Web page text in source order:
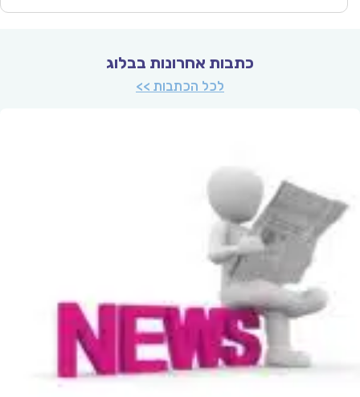
כתבות אחרונות בבלוג
לכל הכתבות >>